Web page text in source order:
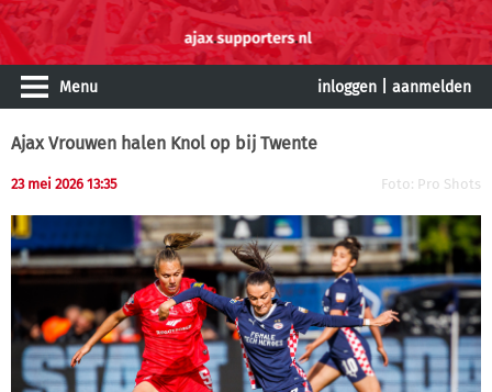
Menu inloggen aanmelden
Ajax Vrouwen halen Knol op bij Twente
23 mei 2026 13:35 Foto: Pro Shots